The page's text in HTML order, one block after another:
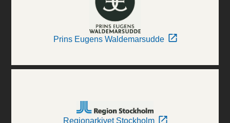
Prins Eugens Waldemarsudde
Regionarkivet Stockholm